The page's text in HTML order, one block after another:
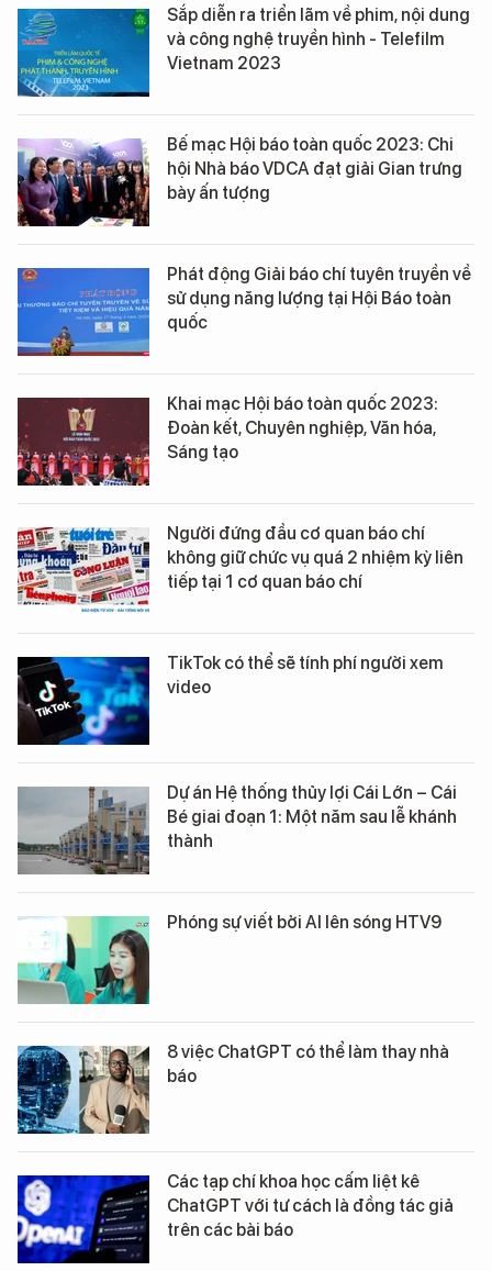
Sắp diễn ra triển lãm về phim, nội dung
và công nghệ truyền hình - Telefilm
Vietnam 2023
Bế mạc Hội báo toàn quốc 2023: Chi
hội Nhà báo VDCA đạt giải Gian trưng
bày ấn tượng
Phát động Giải báo chí tuyên truyền về
sử dụng năng lượng tại Hội Báo toàn
quốc
Khai mạc Hội báo toàn quốc 2023:
Đoàn kết, Chuyên nghiệp, Văn hóa,
Sáng tạo
Người đứng đầu cơ quan báo chí
không giữ chức vụ quá 2 nhiệm kỳ liên
tiếp tại 1 cơ quan báo chí
TikTok có thể sẽ tính phí người xem
video
Dự án Hệ thống thủy lợi Cái Lớn – Cái
Bé giai đoạn 1: Một năm sau lễ khánh
thành
Phóng sự viết bởi AI lên sóng HTV9
8 việc ChatGPT có thể làm thay nhà
báo
Các tạp chí khoa học cấm liệt kê
ChatGPT với tư cách là đồng tác giả
trên các bài báo